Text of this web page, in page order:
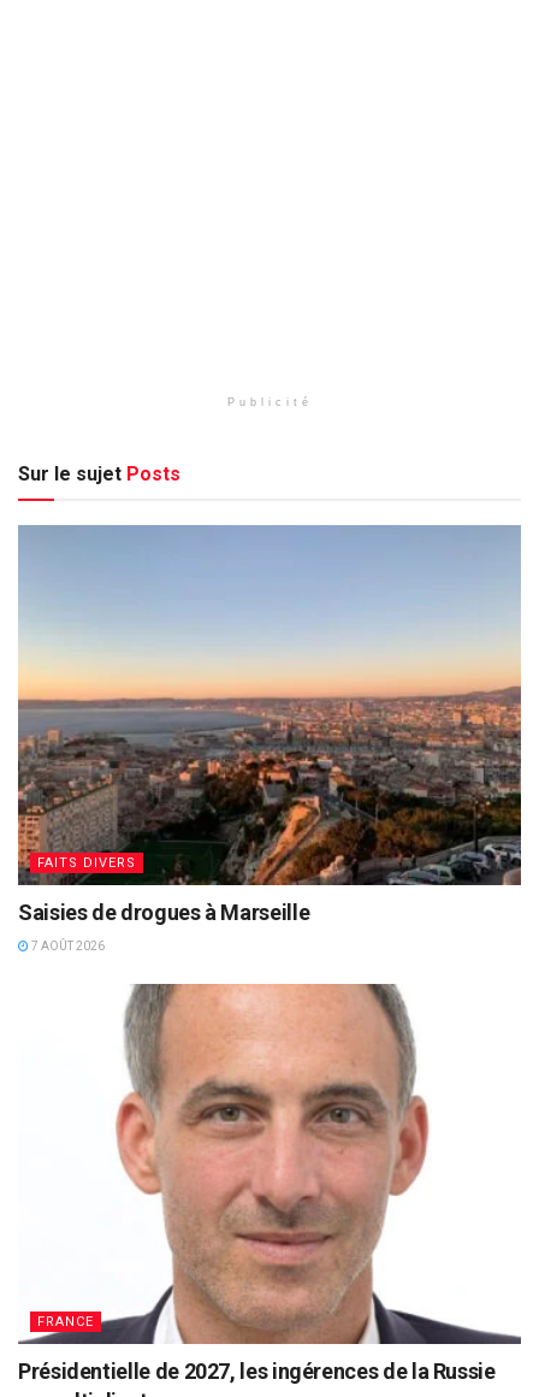
Publicité
Sur le sujet Posts
FAITS DIVERS
Saisies de drogues à Marseille
7 AOÛT 2026
FRANCE
Présidentielle de 2027, les ingérences de la Russie